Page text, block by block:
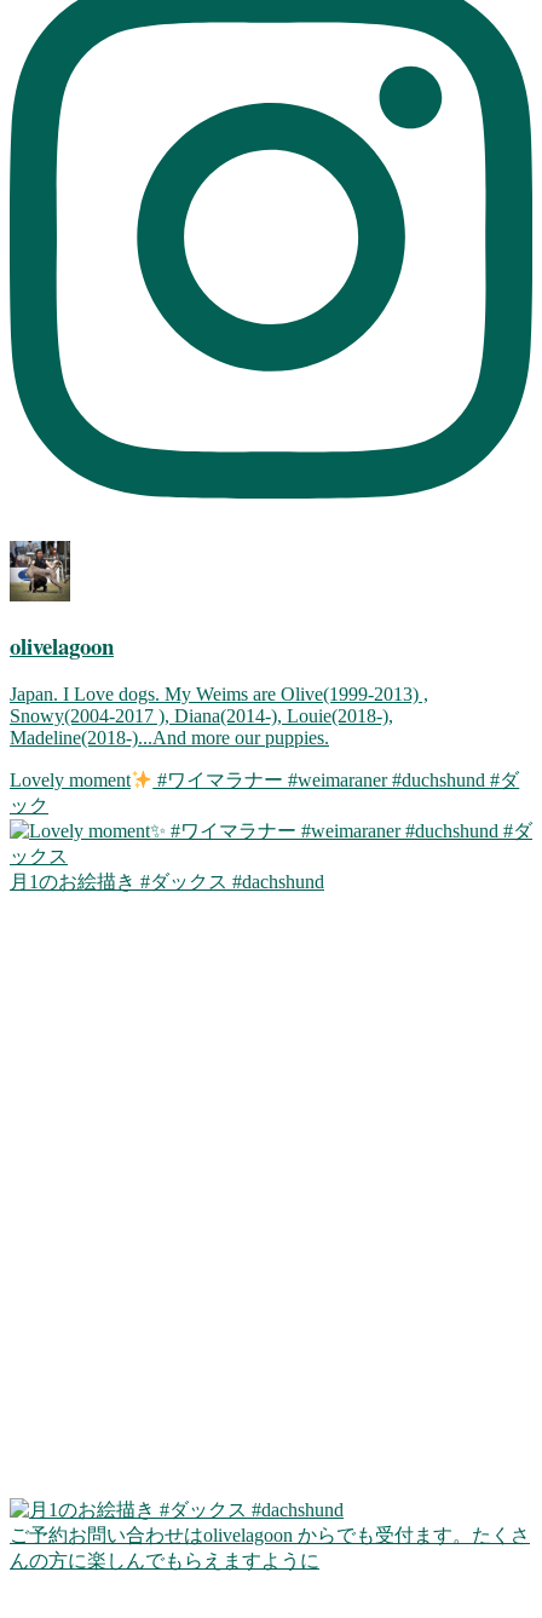
olivelagoon
Japan. I Love dogs. My Weims are Olive(1999-2013) ,
Snowy(2004-2017 ), Diana(2014-), Louie(2018-),
Madeline(2018-)...And more our puppies.
Lovely moment
#ワイマラナー #weimaraner #duchshund #ダ
ック
月1のお絵描き #ダックス #dachshund
ご予約お問い合わせはolivelagoon からでも受付ます。たくさ
んの方に楽しんでもらえますように